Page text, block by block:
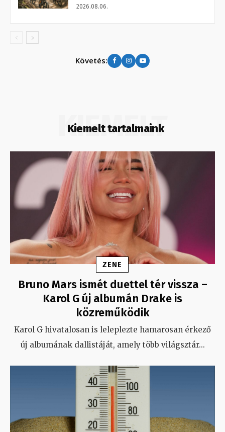
2026.08.06.
Követés:
Kiemelt tartalmaink
KIEMELT
ZENE
Bruno Mars ismét duettel tér vissza –
Karol G új albumán Drake is
közreműködik
Karol G hivatalosan is leleplezte hamarosan érkező
új albumának dallistáját, amely több világsztár...